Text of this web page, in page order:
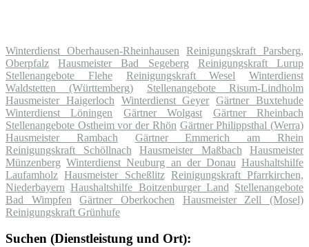
Winterdienst Oberhausen-Rheinhausen
Reinigungskraft Parsberg,
Oberpfalz
Hausmeister Bad Segeberg
Reinigungskraft Lurup
Stellenangebote Flehe
Reinigungskraft Wesel
Winterdienst
Waldstetten (Württemberg)
Stellenangebote Risum-Lindholm
Hausmeister Haigerloch
Winterdienst Geyer
Gärtner Buxtehude
Winterdienst Löningen
Gärtner Wolgast
Gärtner Rheinbach
Stellenangebote Ostheim vor der Rhön Gärtner Philippsthal (Werra)
Hausmeister Rambach
Gärtner Emmerich am Rhein
Reinigungskraft Schöllnach
Hausmeister Maßbach
Hausmeister
Münzenberg Winterdienst Neuburg an der Donau Haushaltshilfe
Laufamholz Hausmeister Scheßlitz Reinigungskraft Pfarrkirchen,
Niederbayern Haushaltshilfe Boitzenburger Land Stellenangebote
Bad Wimpfen
Gärtner Oberkochen
Hausmeister Zell (Mosel)
Reinigungskraft Grünhufe
Suchen (Dienstleistung und Ort):